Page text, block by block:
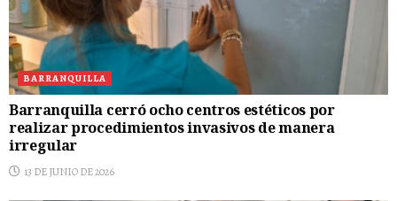
BARRANQUILLA
Barranquilla cerró ocho centros estéticos por
realizar procedimientos invasivos de manera
irregular
13 DE JUNIO DE 2026